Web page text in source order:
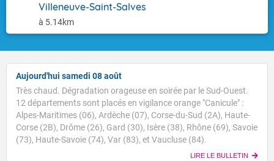
Villeneuve-Saint-Salves
à 5.14km
Aujourd'hui samedi 08 août
Très chaud. Dégradation orageuse en soirée par le Sud-Ouest.
12 départements sont placés en vigilance orange "Canicule" :
Alpes-Maritimes (06), Ardèche (07), Corse-du-Sud (2A), Haute-
Corse (2B), Drôme (26), Gard (30), Isère (38), Rhône (69), Savoie
(73), Haute-Savoie (74), Var (83), et Vaucluse (84).
LIRE LE BULLETIN